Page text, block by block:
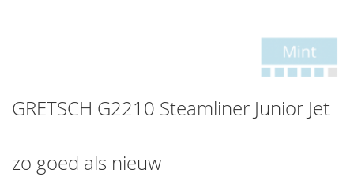
GRETSCH G2210 Steamliner Junior Jet
zo goed als nieuw
to
the
the